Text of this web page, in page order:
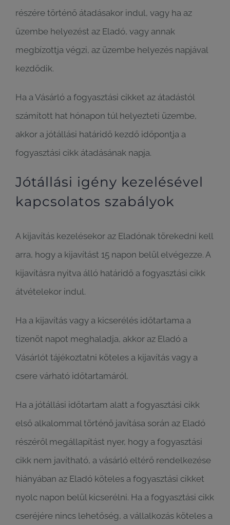
részére történő átadásakor indul, vagy ha az
üzembe helyezést az Eladó, vagy annak
megbízottja végzi, az üzembe helyezés napjával
kezdődik.
Ha a Vásárló a fogyasztási cikket az átadástól
számított hat hónapon túl helyezteti üzembe,
akkor a jótállási határidő kezdő időpontja a
fogyasztási cikk átadásának napja.
Jótállási igény kezelésével
kapcsolatos szabályok
A kijavítás kezelésekor az Eladónak törekedni kell
arra, hogy a kijavítást 15 napon belül elvégezze. A
kijavításra nyitva álló határidő a fogyasztási cikk
átvételekor indul.
Ha a kijavítás vagy a kicserélés időtartama a
tizenöt napot meghaladja, akkor az Eladó a
Vásárlót tájékoztatni köteles a kijavítás vagy a
csere várható időtartamáról.
Ha a jótállási időtartam alatt a fogyasztási cikk
első alkalommal történő javítása során az Eladó
részéről megállapítást nyer, hogy a fogyasztási
cikk nem javítható, a vásárló eltérő rendelkezése
hiányában az Eladó köteles a fogyasztási cikket
nyolc napon belül kicserélni. Ha a fogyasztási cikk
cseréjére nincs lehetőség, a vállalkozás köteles a